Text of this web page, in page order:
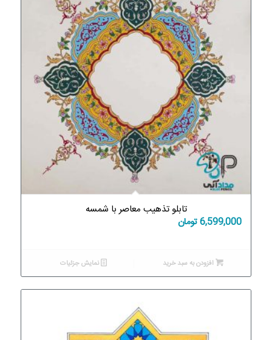
تابلو تذهیب معاصر با شمسه
6,599,000تومان
افزودن به سبد خرید نمایش جزئیات